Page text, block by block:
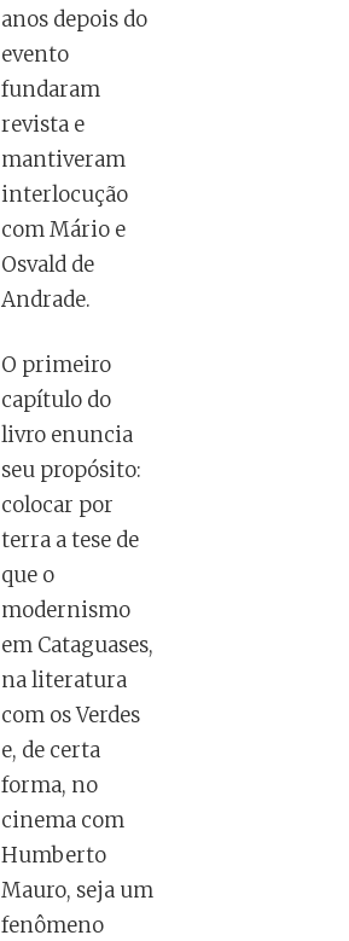
anos depois do
evento
fundaram
revista e
mantiveram
interlocução
com Mário e
Osvald de
Andrade.
O primeiro
capítulo do
livro enuncia
seu propósito:
colocar por
terra a tese de
que o
modernismo
em Cataguases,
na literatura
com os Verdes
e, de certa
forma, no
cinema com
Humberto
Mauro, seja um
fenômeno